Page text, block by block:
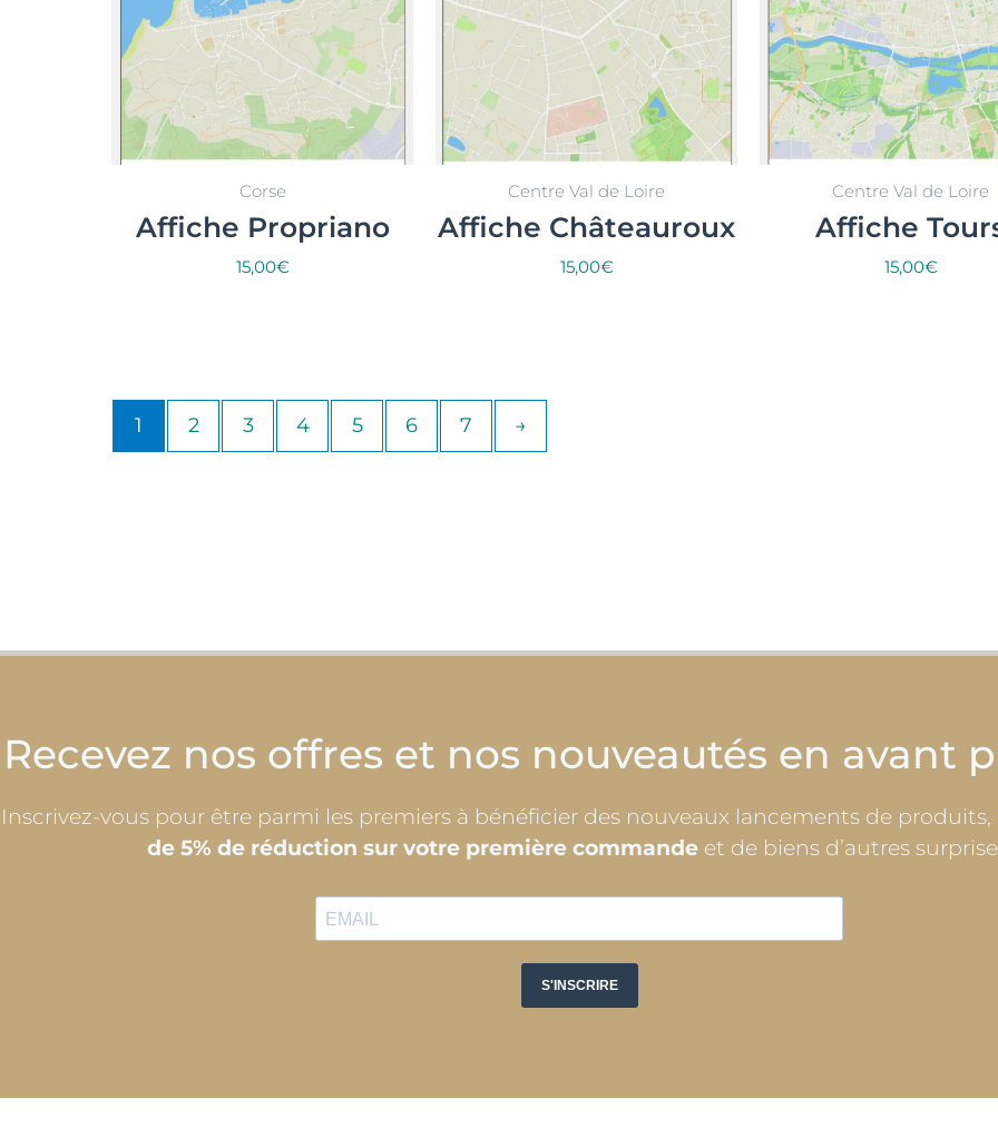
Corse
Affiche Propriano
15,00€
Centre Val de Loire
Affiche Châteauroux
15,00€
Centre Val de Loire
Affiche
15,00€
1 2 3 4 5 6 7 →
Recevez nos offres et nos nouveautés en avant
Inscrivez-vous pour être parmi les premiers à bénéficier des nouveaux lancements de
de 5% de réduction sur votre première commandeet de biens d’autres